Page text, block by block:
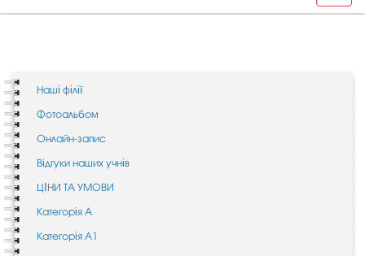
Наші філії
Фотоальбом
Онлайн-запис
Відгуки наших учнів
ЦІНИ ТА УМОВИ
Категорія А
Категорія A1